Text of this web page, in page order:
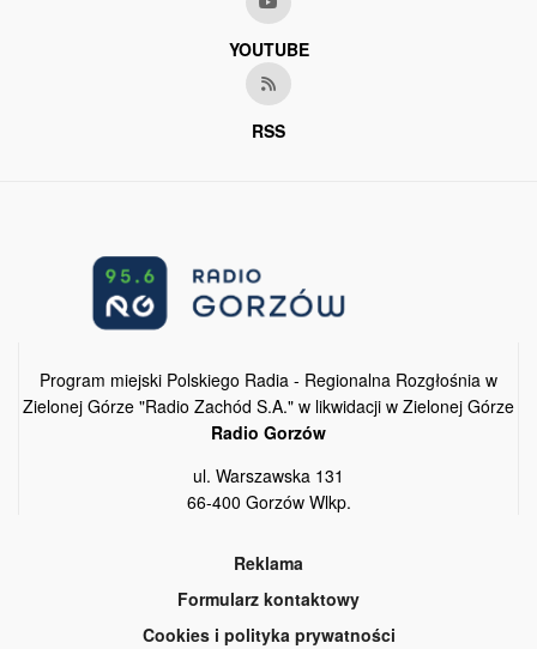
YOUTUBE
RSS
Program miejski Polskiego Radia - Regionalna Rozgłośnia w
Zielonej Górze "Radio Zachód S.A." w likwidacji w Zielonej Górze
Radio Gorzów
ul. Warszawska 131
66-400 Gorzów Wlkp.
Reklama
Formularz kontaktowy
Cookies i polityka prywatności